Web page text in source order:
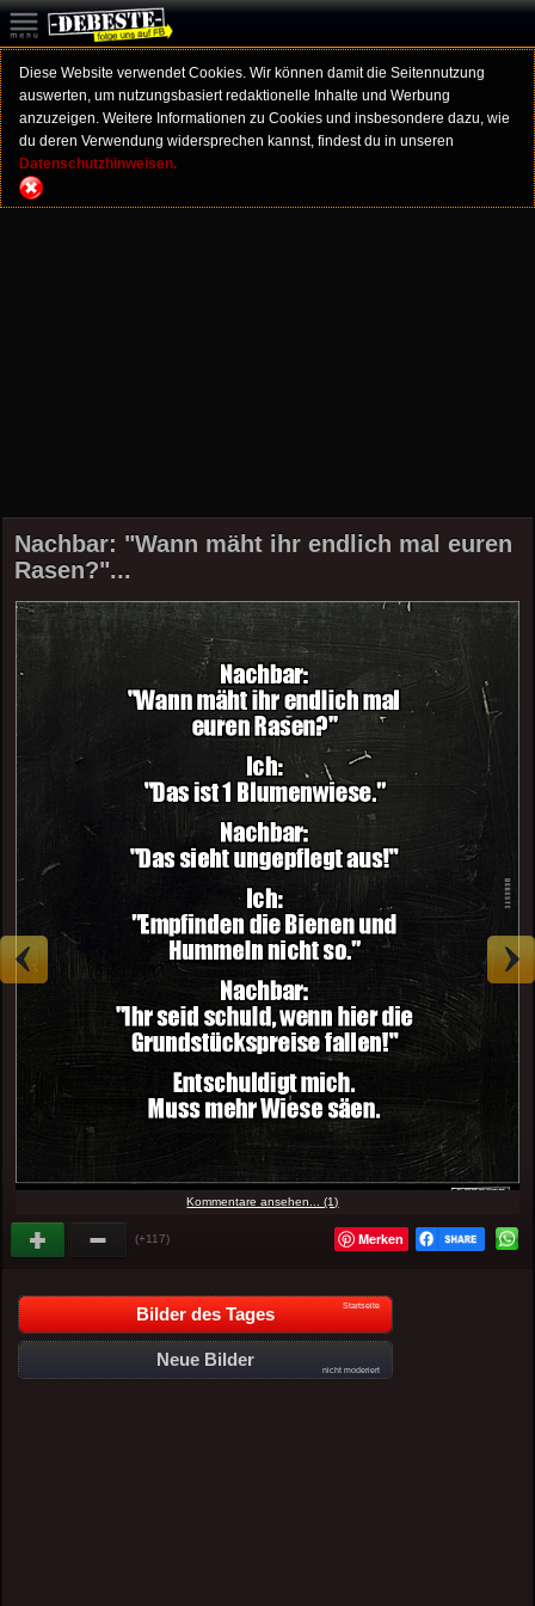
Diese Website verwendet Cookies. Wir können damit die Seitennutzung
auswerten, um nutzungsbasiert redaktionelle Inhalte und Werbung
anzuzeigen. Weitere Informationen zu Cookies und insbesondere dazu, wie
du deren Verwendung widersprechen kannst, findest du in unseren
Datenschutzhinweisen.
Nachbar: "Wann mäht ihr endlich mal euren
Rasen?"...
Kommentare ansehen... (1)
(+117) Merken
Bilder des Tages Startseite
Neue Bilder
nicht moderiert